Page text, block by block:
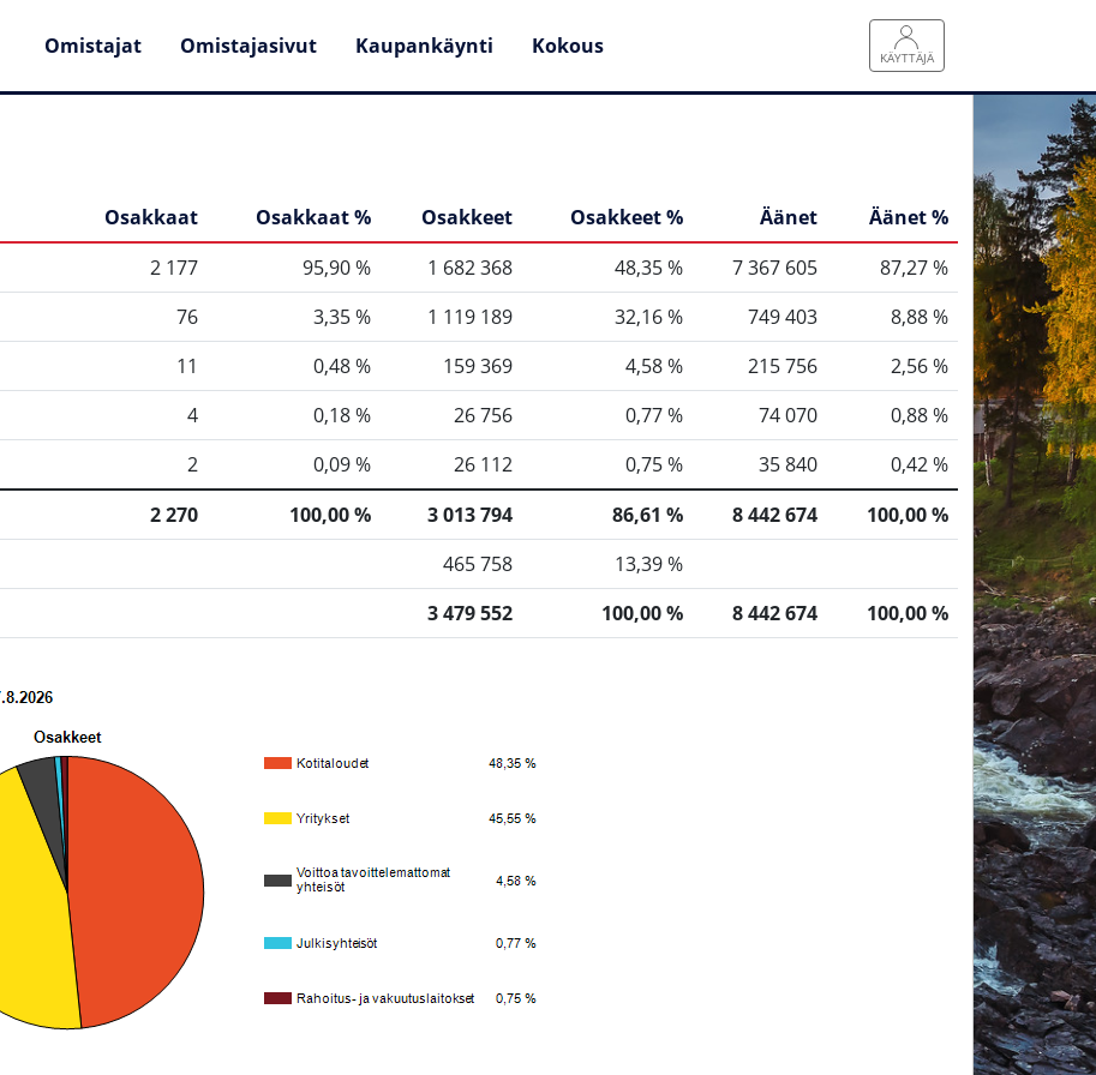
KÄYTTÄJÄ
Omistajat Omistajasivut Kaupankäynti Kokous
Osakkaat Osakkaat % Osakkeet Osakkeet % Äänet
Äänet %
2 177 95,90 % 1 682 368 48,35 % 7 367 605
87,27 %
76 3,35 % 1 119 189 32,16 % 749 403
8,88 %
11 0,48 % 159 369 4,58 % 215 756
2,56 %
4 0,18 % 26 756 0,77 % 74 070
0,88 %
2 0,09 % 26 112 0,75 % 35 840
0,42 %
2 270 100,00 % 3 013 794 86,61 % 8 442 674
100,00 %
465 758
13,39 %
3 479 552 100,00 % 8 442 674 100,00 %